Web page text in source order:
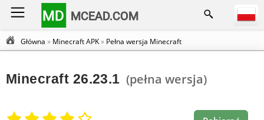
MD MCEAD.COM
Główna » Minecraft APK» Pełna wersja Minecraft
Minecraft 26.23.1 (pełna wersja)